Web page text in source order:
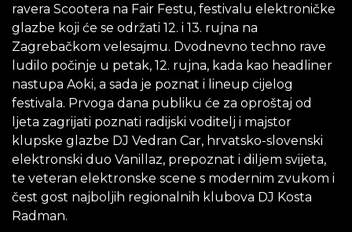
ravera Scootera na Fair Festu, festivalu elektroničke
glazbe koji će se održati 12. i 13. rujna na
Zagrebačkom velesajmu. Dvodnevno techno rave
ludilo počinje u petak, 12. rujna, kada kao headliner
nastupa Aoki, a sada je poznat i lineup cijelog
festivala. Prvoga dana publiku će za oproštaj od
ljeta zagrijati poznati radijski voditelj i majstor
klupske glazbe DJ Vedran Car, hrvatsko-slovenski
elektronski duo Vanillaz, prepoznat i diljem svijeta,
te veteran elektronske scene s modernim zvukom i
čest gost najboljih regionalnih klubova DJ Kosta
Radman.